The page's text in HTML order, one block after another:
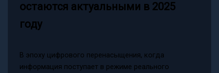
остаются актуальными в 2025
году
В эпоху цифрового перенасыщения, когда
информация поступает в режиме реального